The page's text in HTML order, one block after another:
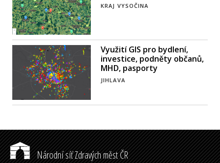
KRAJ VYSOČINA
Využití GIS pro bydlení,
investice, podněty občanů,
MHD, pasporty
JIHLAVA
Národní síť Zdravých měst ČR